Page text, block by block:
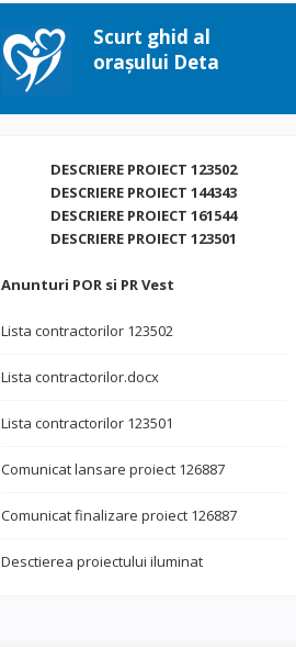
Scurt ghid al
orașului Deta
DESCRIERE PROIECT 123502
DESCRIERE PROIECT 144343
DESCRIERE PROIECT 161544
DESCRIERE PROIECT 123501
Anunturi POR si PR Vest
Lista contractorilor 123502
Lista contractorilor.docx
Lista contractorilor 123501
Comunicat lansare proiect 126887
Comunicat finalizare proiect 126887
Desctierea proiectului iluminat